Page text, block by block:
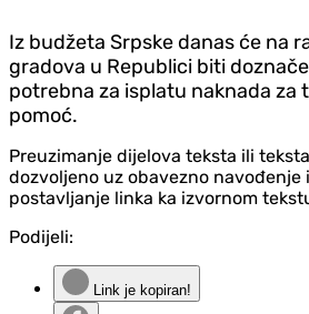
Iz budžeta Srpske danas će na
gradova u Republici biti
potrebna za isplatu naknada za
pomoć.
Preuzimanje dijelova teksta ili
dozvoljeno uz obavezno navođenje
postavljanje linka ka izvornom
Podijeli:
Link je kopiran!